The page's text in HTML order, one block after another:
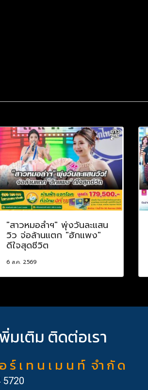
"สาวหมอลำฯ" พุ่งวันละแสน
วิว จ่อล้านแตก "ฮักแพง"
ดีใจสุดชีวิต
6 ส.ค. 2569
มเติม ติดต่อเรา
ร์ เ ท น เ ม น ท์ จำ กั ด
5720